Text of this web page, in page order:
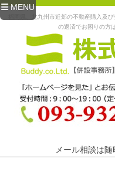
MENU
福岡県、北九州市近郊の不動産購入及
の返済でお困りの方
メール相談は